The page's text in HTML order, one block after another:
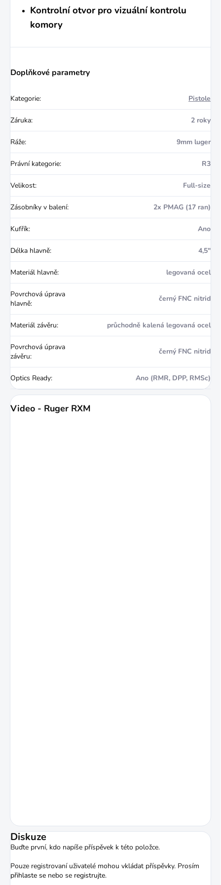
Kontrolní otvor pro vizuální kontrolu
komory
Doplňkové parametry
Kategorie: Pistole
Záruka: 2 roky
Ráže: 9mm luger
Právní kategorie: R3
Velikost: Full-size
Zásobníky v balení: 2x PMAG (17 ran)
Kufřík: Ano
Délka hlavně: 4,5"
Materiál hlavně: legovaná ocel
Povrchová úprava
hlavně:
černý FNC nitrid
Materiál závěru: průchodně kalená legovaná ocel
Povrchová úprava
závěru:
černý FNC nitrid
Optics Ready: Ano (RMR, DPP, RMSc)
Video - Ruger RXM
Diskuze
Buďte první, kdo napíše příspěvek k této položce.
Pouze registrovaní uživatelé mohou vkládat příspěvky. Prosím
přihlaste se nebo se registrujte.